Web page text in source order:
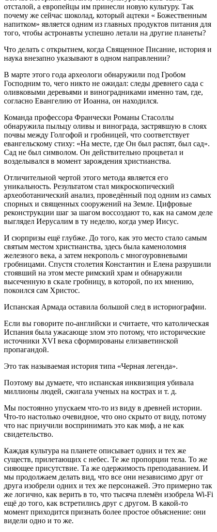
отсталой, а европейцы им принесли новую культуру. Так
почему же сейчас шоколад, который ацтеки « Божественным
напитком» является одним из главных продуктов питания для
того, чтобы астронавты успешно летали на другие планеты?
Что делать с открытием, когда Священное Писание, история и
наука внезапно указывают в одном направлении?
В марте этого года археологи обнаружили под Гробом
Господним то, чего никто не ожидал: следы древнего сада с
оливковыми деревьями и виноградниками именно там, где,
согласно Евангелию от Иоанна, он находился.
Команда профессора Франчески Романы Стасоллы
обнаружила пыльцу оливы и винограда, застрявшую в слоях
почвы между Голгофой и гробницей, что соответствует
евангельскому стиху: «На месте, где Он был распят, был сад».
Сад не был символом. Он действительно процветал и
возделывался в момент зарождения христианства.
Отличительной чертой этого метода является его
уникальность. Результатом стал микроскопический
археоботанический анализ, проведённый под одним из самых
спорных и священных сооружений на Земле. Цифровые
реконструкции шаг за шагом воссоздают то, как на самом деле
выглядел Иерусалим в ту неделю, когда умер Иисус.
И сюрпризы ещё глубже. До того, как это место стало самым
святым местом христианства, здесь была каменоломня
железного века, а затем некрополь с многоуровневыми
гробницами. Спустя столетия Константин и Елена разрушили
стоявший на этом месте римский храм и обнаружили
высеченную в скале гробницу, в которой, по их мнению,
покоился сам Христос.
Испанская Армада оставила большой след в историографии.
Если вы говорите по-английски и считаете, что католическая
Испания была ужасающе злом это потому, что исторические
источники XVI века сформированы елизаветинской
пропагандой.
Это так называемая история типа «Черная легенда».
Поэтому вы думаете, что испанская инквизиция убивала
миллионы людей, сжигала ученых на кострах и т. д.
Мы постоянно упускаем что-то из виду в древней истории.
Что-то настолько очевидное, что оно скрыто от виду, потому
что нас приучили воспринимать это как миф, а не как
свидетельство.
Каждая культура на планете описывает одних и тех же
существ, прилетающих с небес. Те же пропорции тела. То же
сияющее присутствие. Та же одержимость преподаванием. И
мы продолжаем делать вид, что все они независимо друг от
друга изобрели одних и тех же персонажей. Это примерно так
же логично, как верить в то, что тысяча племён изобрела Wi-Fi
ещё до того, как встретились друг с другом. В какой-то
момент приходится признать более простое объяснение: они
видели одно и то же.